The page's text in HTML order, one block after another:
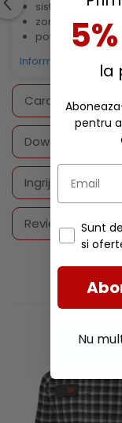
sistem de
zona gleznei
potrivite pentru
Informatii
Caracteristici
Download (4)
Ingrijire
Review-uri(0)
la
pentru
Sunt
si
Nu